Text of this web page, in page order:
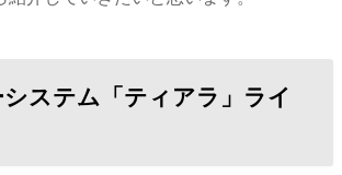
ステム「ティアラ」ライ